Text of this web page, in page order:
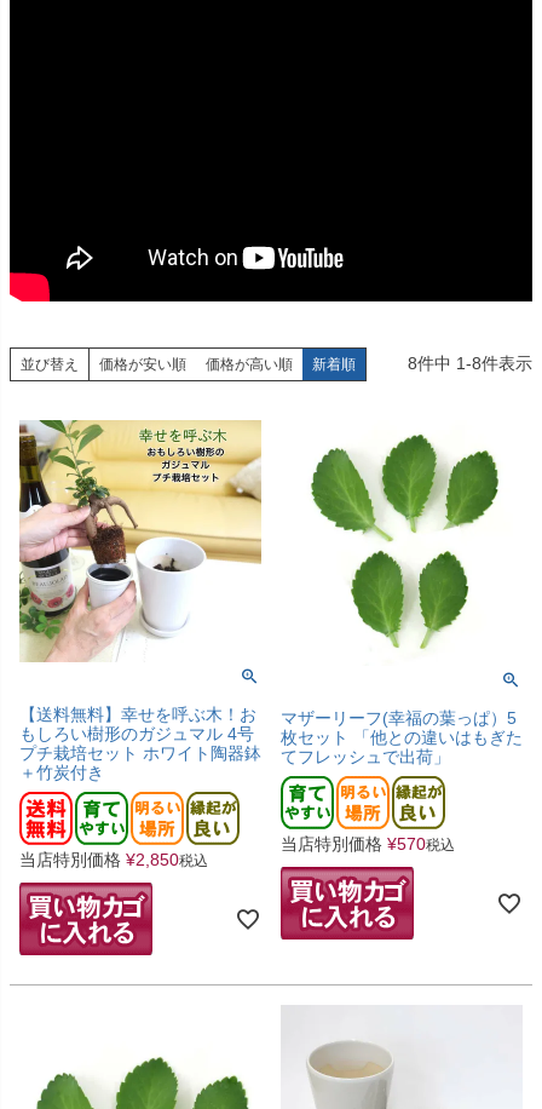
並び替え 価格が安い順 価格が高い順 新着順 8件中 1-8件表示
【送料無料】幸せを呼ぶ木！お
もしろい樹形のガジュマル 4号
プチ栽培セット ホワイト陶器鉢
＋竹炭付き
当店特別価格 ¥2,850税込
マザーリーフ(幸福の葉っぱ）5
枚セット 「他との違いはもぎた
てフレッシュで出荷」
当店特別価格 ¥570税込